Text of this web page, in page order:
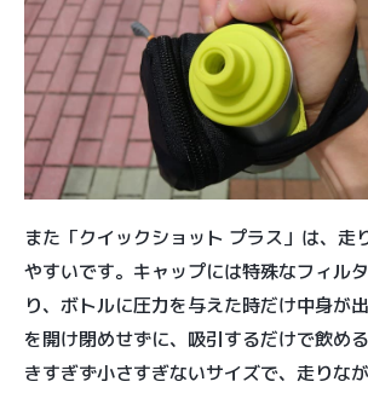
また「クイックショット プラス」は、走
やすいです。キャップには特殊なフィル
り、ボトルに圧力を与えた時だけ中身が
を開け閉めせずに、吸引するだけで飲め
きすぎず小さすぎないサイズで、走りな